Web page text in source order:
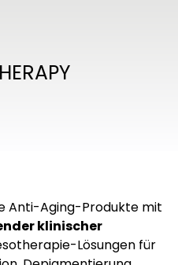
Anti-Aging-Produkte mit
klinischer
Lösungen für